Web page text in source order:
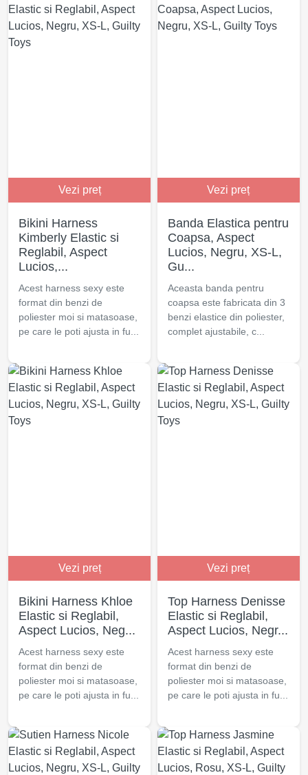
Vezi preț
Bikini Harness
Kimberly Elastic si
Reglabil, Aspect
Lucios,...
Acest harness sexy este
format din benzi de
poliester moi si matasoase,
pe care le poti ajusta in fu...
Vezi preț
Banda Elastica pentru
Coapsa, Aspect
Lucios, Negru, XS-L,
Gu...
Aceasta banda pentru
coapsa este fabricata din 3
benzi elastice din poliester,
complet ajustabile, c...
Vezi preț
Bikini Harness Khloe
Elastic si Reglabil,
Aspect Lucios, Neg...
Acest harness sexy este
format din benzi de
poliester moi si matasoase,
pe care le poti ajusta in fu...
Vezi preț
Top Harness Denisse
Elastic si Reglabil,
Aspect Lucios, Negr...
Acest harness sexy este
format din benzi de
poliester moi si matasoase,
pe care le poti ajusta in fu...